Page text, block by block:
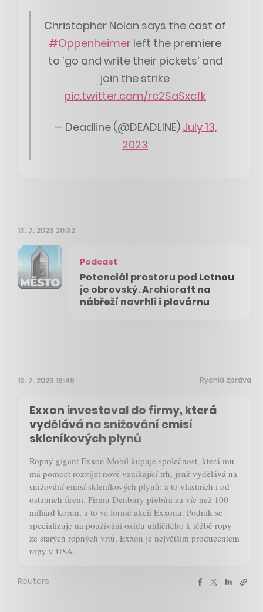
Christopher Nolan says the cast of
#Oppenheimer left the premiere
to ‘go and write their pickets’ and
join the strike
pic.twitter.com/rc2SaSxcfk
— Deadline (@DEADLINE) July 13,
2023
13. 7. 2023 20:32
Podcast
Potenciál prostoru pod Letnou
je obrovský. Archicraft na
nábřeží navrhli i plovárnu
13. 7. 2023 19:49 Rychlá zpráva
Exxon investoval do firmy, která
vydělává na snižování emisí
skleníkových plynů
Ropný gigant Exxon Mobil kupuje společnost, která mu
má pomoct rozvíjet nově vznikající trh, jenž vydělává na
snižování emisí skleníkových plynů: a to vlastních i od
ostatních firem. Firmu Denbury přebírá za víc než 100
miliard korun, a to ve formě akcií Exxonu. Podnik se
specializuje na používání oxidu uhličitého k těžbě ropy
ze starých ropných vrtů. Exxon je největším producentem
ropy v USA.
Reuters